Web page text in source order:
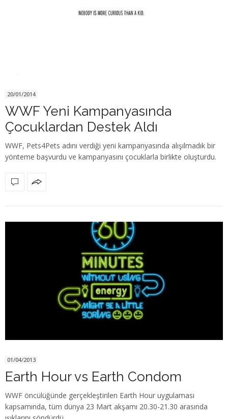
20/01/2014
WWF Yeni Kampanyasında
Çocuklardan Destek Aldı
WWF, Pets4Pets adını verdiği yeni kampanyasında alışılmadık bir
yönteme başvurdu ve kampanyasını çocuklarla birlikte oluşturdu.
01/04/2013
Earth Hour vs Earth Condom
WWF öncülüğünde gerçekleştirilen Earth Hour uygulaması
kapsamında, tüm dünya 23 Mart akşamı 20.30-21.30 arasında